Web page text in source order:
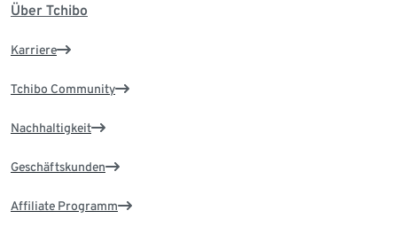
Über Tchibo
Karriere
Tchibo Community
Nachhaltigkeit
Geschäftskunden
Affiliate Programm